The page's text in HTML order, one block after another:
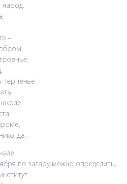
–
терпенье –
по загару можно определить,